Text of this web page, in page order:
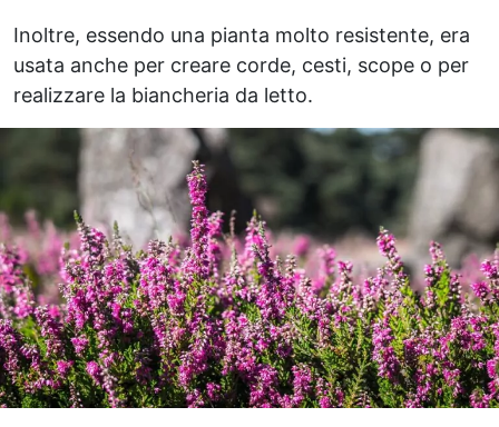
Inoltre, essendo una pianta molto resistente, era
usata anche per creare corde, cesti, scope o per
realizzare la biancheria da letto.